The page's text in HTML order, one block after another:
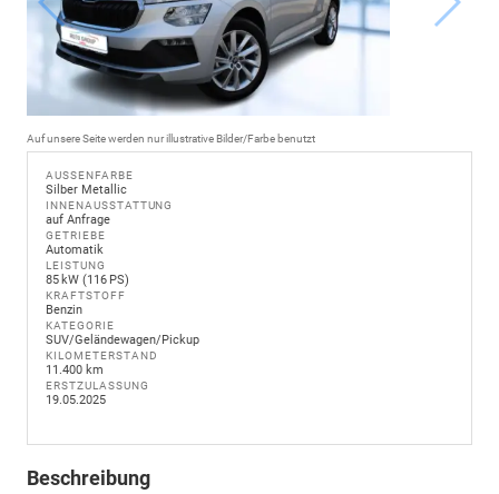
Auf unsere Seite werden nur illustrative Bilder/Farbe benutzt
AUSSENFARBE
Silber Metallic
INNENAUSSTATTUNG
auf Anfrage
GETRIEBE
Automatik
LEISTUNG
85 kW (116 PS)
KRAFTSTOFF
Benzin
KATEGORIE
SUV/Geländewagen/Pickup
KILOMETERSTAND
11.400 km
ERSTZULASSUNG
19.05.2025
Beschreibung